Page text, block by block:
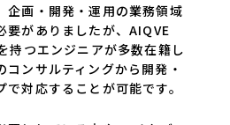
企画・開発・運用の業務領域
要がありましたが、AIQVE
持つエンジニアが多数在籍し
ンサルティングから開発・
対応することが可能です。